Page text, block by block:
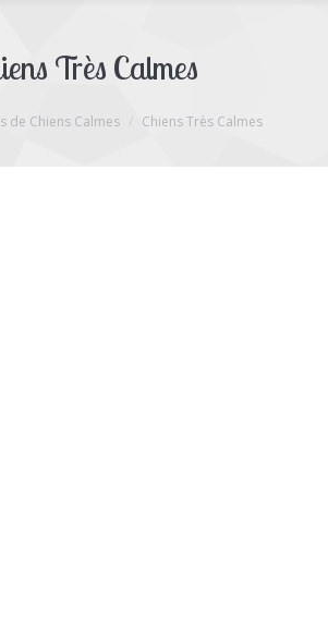
Très Calmes
de Chiens Calmes Chiens Très Calmes